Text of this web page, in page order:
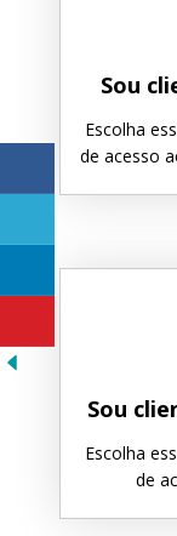
Sou
Escolha
de acesso
Sou
Escolha
de